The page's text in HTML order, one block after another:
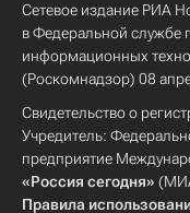
Сетевое издание РИА
в Федеральной службе
информационных
(Роскомнадзор) 08
Свидетельство о
Учредитель:
предприятие
«Россия сегодня»
Правила